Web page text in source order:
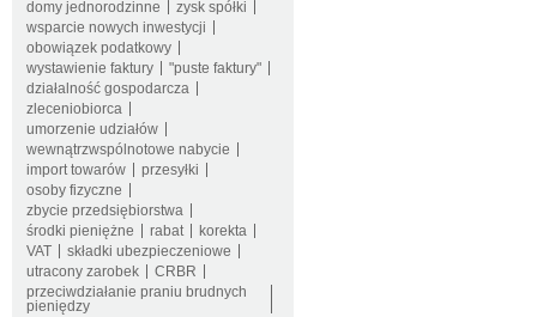
domy jednorodzinne
zysk spółki
wsparcie nowych inwestycji
obowiązek podatkowy
wystawienie faktury
"puste faktury"
działalność gospodarcza
zleceniobiorca
umorzenie udziałów
wewnątrzwspólnotowe nabycie
import towarów
przesyłki
osoby fizyczne
zbycie przedsiębiorstwa
środki pieniężne
rabat
korekta
VAT
składki ubezpieczeniowe
utracony zarobek
CRBR
przeciwdziałanie praniu brudnych
pieniędzy